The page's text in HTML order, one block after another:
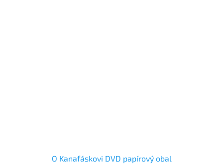
O Kanafáskovi DVD papírový obal